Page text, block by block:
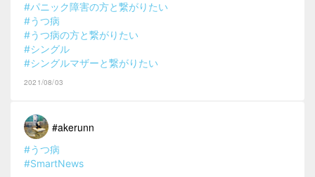
#パニック障害の方と繋がりたい
#うつ病
#うつ病の方と繋がりたい
#シングル
#シングルマザーと繋がりたい
2021/08/03
#akerunn
#うつ病
#SmartNews